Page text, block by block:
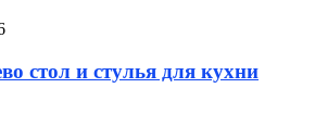
стол и стулья для кухни